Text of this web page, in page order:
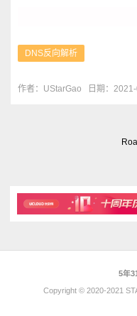
DNS反向解析
作者：UStarGao 日期：
5年
Copyright © 2020-2021